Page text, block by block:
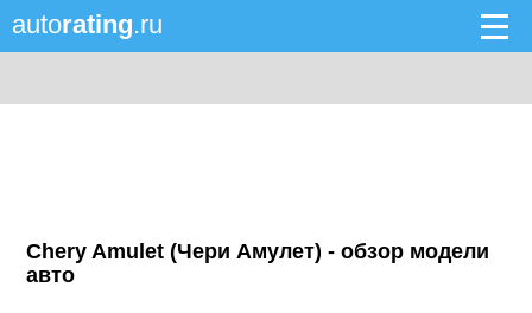
autorating.ru
Chery Amulet (Чери Амулет) - обзор модели
авто